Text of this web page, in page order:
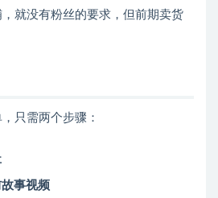
就没有粉丝的要求，但前期卖货
只需两个步骤：
事视频